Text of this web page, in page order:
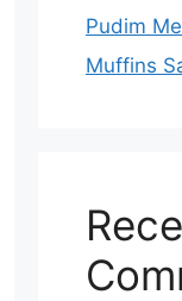
Pudim
Muffins